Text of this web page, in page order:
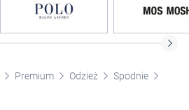
Premium Odzież
Spodnie